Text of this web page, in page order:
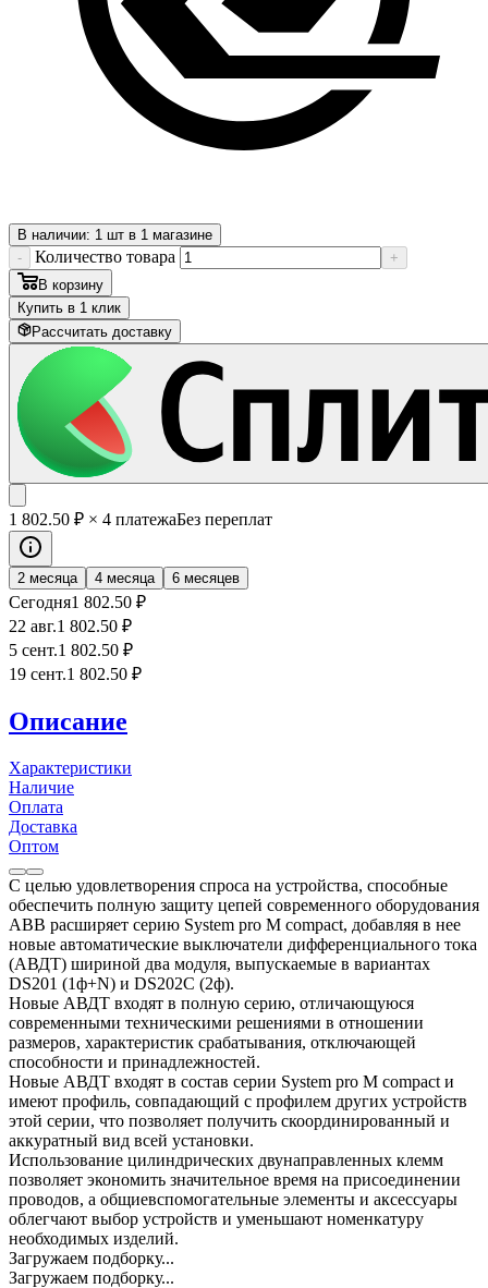
В наличии: 1 шт в 1 магазине
-
Количество товара
+
В корзину
Купить в 1 клик
Рассчитать доставку
1 802.50 ₽ × 4 платежаБез переплат
2 месяца 4 месяца 6 месяцев
Сегодня1 802.50 ₽
22 авг.1 802.50 ₽
5 сент.1 802.50 ₽
19 сент.1 802.50 ₽
Описание
Характеристики
Наличие
Оплата
Доставка
Оптом
С целью удовлетворения спроса на устройства, способные
обеспечить полную защиту цепей современного оборудования
АВВ расширяет серию System pro M compact, добавляя в нее
новые автоматические выключатели дифференциального тока
(АВДТ) шириной два модуля, выпускаемые в вариантах
DS201 (1ф+N) и DS202C (2ф).
Новые АВДТ входят в полную серию, отличающуюся
современными техническими решениями в отношении
размеров, характеристик срабатывания, отключающей
способности и принадлежностей.
Новые АВДТ входят в состав серии System pro M compact и
имеют профиль, совпадающий с профилем других устройств
этой серии, что позволяет получить скоординированный и
аккуратный вид всей установки.
Использование цилиндрических двунаправленных клемм
позволяет экономить значительное время на присоединении
проводов, а общиевспомогательные элементы и аксессуары
облегчают выбор устройств и уменьшают номенкатуру
необходимых изделий.
Загружаем подборку...
Загружаем подборку...